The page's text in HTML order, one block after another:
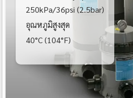
250kPa/36psi (2.5bar)
อุณหภูมิสูงสุด
40°C (104°F)